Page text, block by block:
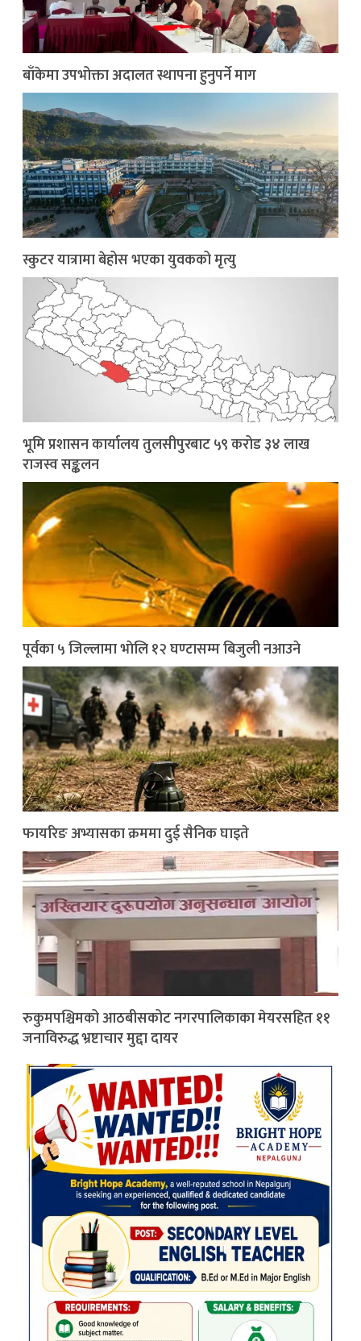
बाँकेमा उपभोक्ता अदालत स्थापना हुनुपर्ने माग
स्कुटर यात्रामा बेहोस भएका युवकको मृत्यु
भूमि प्रशासन कार्यालय तुलसीपुरबाट ५९ करोड ३४ लाख
राजस्व सङ्कलन
पूर्वका ५ जिल्लामा भाेलि १२ घण्टासम्म बिजुली नआउने
फायरिङ अभ्यासका क्रममा दुई सैनिक घाइते
रुकुमपश्चिमको आठबीसकोट नगरपालिकाका मेयरसहित ११
जनाविरुद्ध भ्रष्टाचार मुद्दा दायर